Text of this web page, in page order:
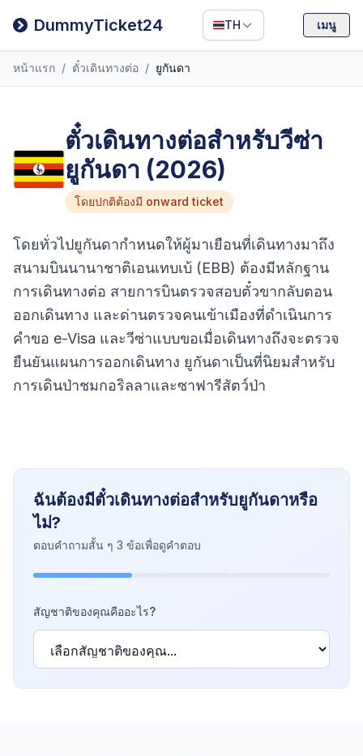
DummyTicket24 TH
Filipino
Deutsch
เมนู
หน้าแรก / ตั๋วเดินทางต่อ / ยูกันดา
ตั๋วเดินทางต่อสำหรับวีซ่า
ยูกันดา (2026)
โดยปกติต้องมี onward ticket
โดยทั่วไปยูกันดากำหนดให้ผู้มาเยือนที่เดินทางมาถึง
สนามบินนานาชาติเอนเทบเบ้ (EBB) ต้องมีหลักฐาน
การเดินทางต่อ สายการบินตรวจสอบตั๋วขากลับตอน
ออกเดินทาง และด่านตรวจคนเข้าเมืองที่ดำเนินการ
คำขอ e-Visa และวีซ่าแบบขอเมื่อเดินทางถึงจะตรวจ
ยืนยันแผนการออกเดินทาง ยูกันดาเป็นที่นิยมสำหรับ
การเดินป่าชมกอริลลาและซาฟารีสัตว์ป่า
ฉันต้องมีตั๋วเดินทางต่อสำหรับยูกันดาหรือ
ไม่?
ตอบคำถามสั้น ๆ 3 ข้อเพื่อดูคำตอบ
สัญชาติของคุณคืออะไร?